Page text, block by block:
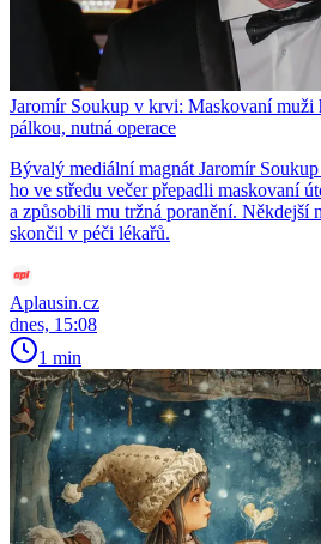
Jaromír Soukup v krvi: Maskovaní muži
pálkou, nutná operace
Bývalý mediální magnát Jaromír
ho ve středu večer přepadli maskovaní
a způsobili mu tržná poranění. Někdejší
skončil v péči lékařů.
Aplausin.cz
dnes, 15:08
1 min